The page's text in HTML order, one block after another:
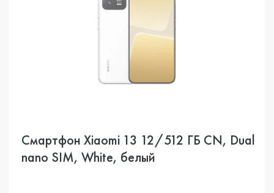
Смартфон Xiaomi 13 12/512 ГБ CN, Dual
nano SIM, White, белый